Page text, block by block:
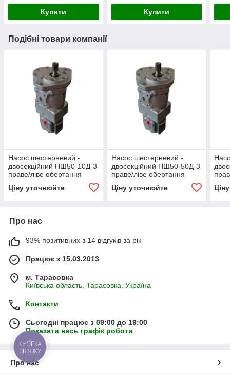
Купити Купити
Подібні товари компанії
Насос шестерневий -
двосекційний НШ50-10Д-3
праве/ліве обертання
Ціну уточнюйте
Насос шестерневий -
двосекційний НШ50-50Д-3
праве/ліве обертання
Ціну уточнюйте
Про нас
93% позитивних з 14 відгуків за рік
Працює з 15.03.2013
м. Тарасовка
Київська область, Тарасовка, Україна
Контакти
Сьогодні працює з 09:00 до 19:00
Показати весь графік роботи
Про нас
КНОПКА
ЗВ'ЯЗКУ